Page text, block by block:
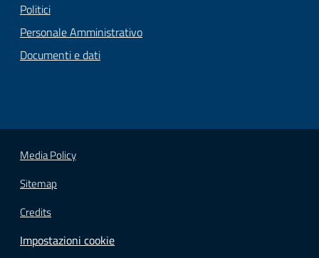
Politici
Personale Amministrativo
Documenti e dati
Media Policy
Sitemap
Credits
Impostazioni cookie